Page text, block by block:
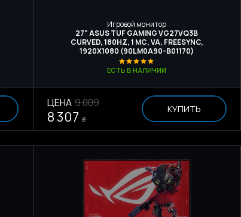
Игровой монитор
27" ASUS TUF GAMING VG27VQ3B
CURVED, 180HZ, 1 МС, VA, FREESYNC,
1920Х1080 (90LM0A90-B01170)
ЕСТЬ В НАЛИЧИИ
ЦЕНА 9 009
8 307 ₴
КУПИТЬ